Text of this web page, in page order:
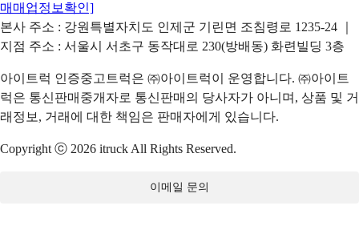
매매업정보확인]
본사 주소 : 강원특별자치도 인제군 기린면 조침령로 1235-24 ｜
지점 주소 : 서울시 서초구 동작대로 230(방배동) 화련빌딩 3층
아이트럭 인증중고트럭은 ㈜아이트럭이 운영합니다. ㈜아이트
럭은 통신판매중개자로 통신판매의 당사자가 아니며, 상품 및 거
래정보, 거래에 대한 책임은 판매자에게 있습니다.
Copyright ⓒ 2026 itruck All Rights Reserved.
이메일 문의